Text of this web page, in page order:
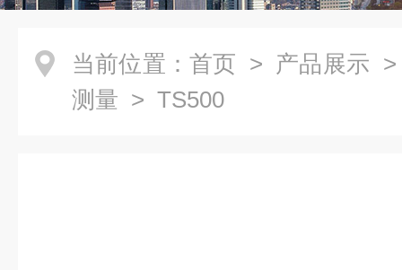
当前位置： 首页 > 产品展示
测量 > TS500